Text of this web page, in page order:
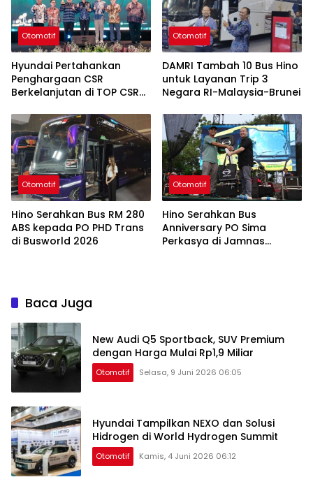
Otomotif
Hyundai Pertahankan
Penghargaan CSR
Berkelanjutan di TOP CSR
Otomotif
DAMRI Tambah 10 Bus Hino
untuk Layanan Trip 3
Negara RI-Malaysia-Brunei
Otomotif
Hino Serahkan Bus RM 280
ABS kepada PO PHD Trans
di Busworld 2026
Otomotif
Hino Serahkan Bus
Anniversary PO Sima
Perkasya di Jamnas
Baca Juga
New Audi Q5 Sportback, SUV Premium
dengan Harga Mulai Rp1,9 Miliar
Otomotif Selasa, 9 Juni 2026 06:05
Hyundai Tampilkan NEXO dan Solusi
Hidrogen di World Hydrogen Summit
Otomotif Kamis, 4 Juni 2026 06:12